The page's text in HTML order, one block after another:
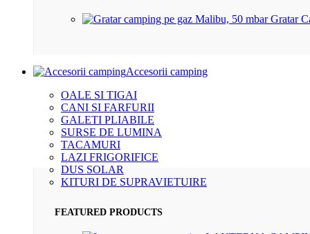
Gratar
Accesorii camping
OALE SI TIGAI
CANI SI FARFURII
GALETI PLIABILE
SURSE DE LUMINA
TACAMURI
LAZI FRIGORIFICE
DUS SOLAR
KITURI DE SUPRAVIETUIRE
FEATURED PRODUCTS